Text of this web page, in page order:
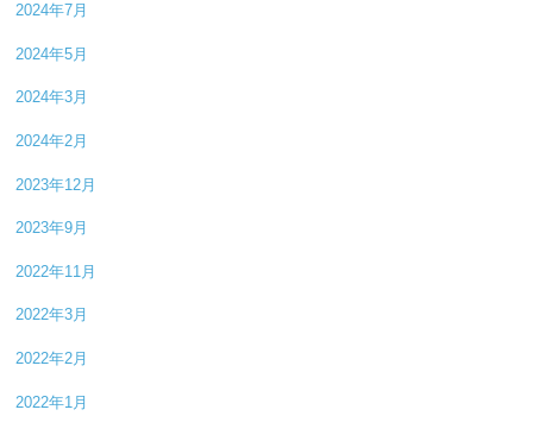
2024年7月
2024年5月
2024年3月
2024年2月
2023年12月
2023年9月
2022年11月
2022年3月
2022年2月
2022年1月